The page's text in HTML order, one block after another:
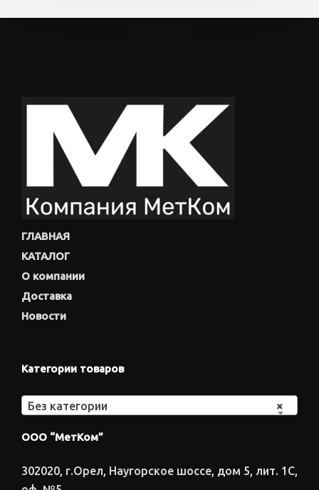
ГЛАВНАЯ
КАТАЛОГ
О компании
Доставка
Новости
Категории товаров
×
Без категории
ООО “МетКом”
302020, г.Орел, Наугорское шоссе, дом 5, лит. 1С,